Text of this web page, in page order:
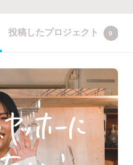
投稿したプロジェクト 0